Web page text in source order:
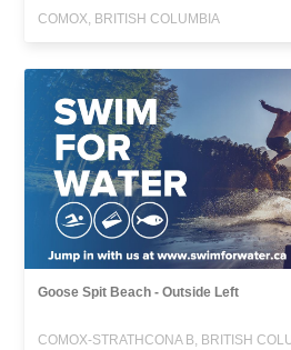
COMOX, BRITISH COLUMBIA
Goose Spit Beach - Outside Left
COMOX-STRATHCONA B, BRITISH